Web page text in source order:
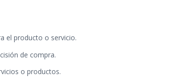
el producto o servicio.
de compra.
o productos.